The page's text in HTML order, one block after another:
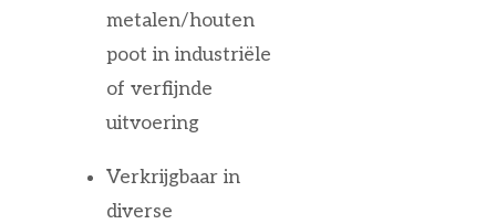
metalen/houten
poot in industriële
of verfijnde
uitvoering
Verkrijgbaar in
diverse